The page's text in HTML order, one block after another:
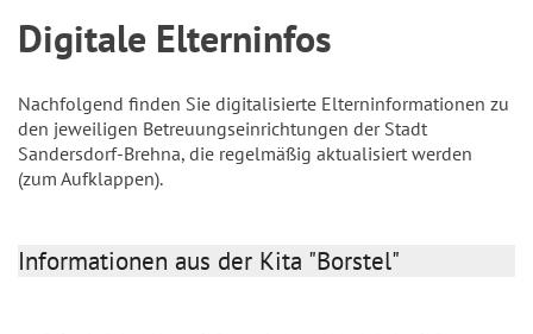
Digitale Elterninfos
Nachfolgend finden Sie digitalisierte Elterninformationen zu
den jeweiligen Betreuungseinrichtungen der Stadt
Sandersdorf-Brehna, die regelmäßig aktualisiert werden
(zum Aufklappen).
Informationen aus der Kita "Borstel"